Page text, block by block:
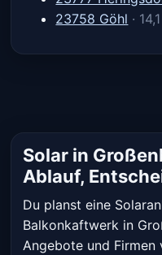
23758 Göhl ·
Solar in
Ablauf,
Du planst eine
Balkonkaftwerk in
Angebote und Firmen